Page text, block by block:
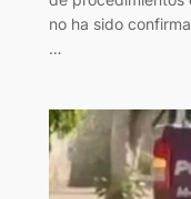
no ha sido
…